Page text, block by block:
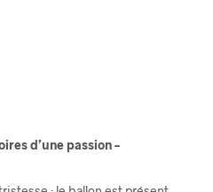
d’une passion–